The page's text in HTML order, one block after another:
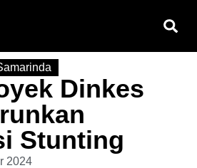
Dinkes
Stunting
2024